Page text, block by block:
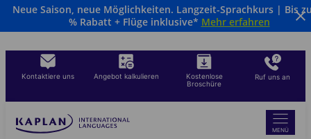
Direkt
Kontaktiere uns Angebot kalkulieren
Kostenlose
Broschüre
Ruf uns an
MENÜ
Neue Saison, neue Möglichkeiten. Langzeit-Sprachkurs | Bis
% Rabatt + Flüge inklusive* Mehr erfahren